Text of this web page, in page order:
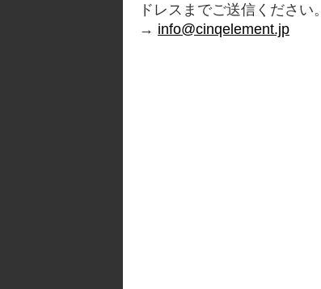
ドレスまでご送信ください。
→ info@cinqelement.jp